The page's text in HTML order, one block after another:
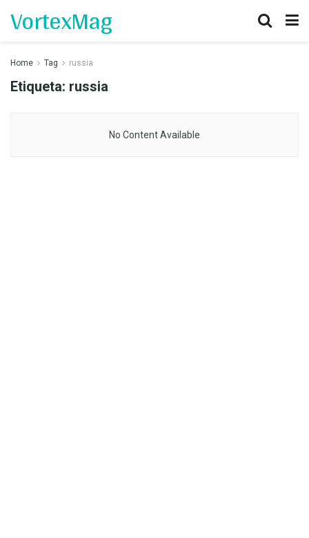
VortexMag
Home Tag russia
Etiqueta: russia
No Content Available